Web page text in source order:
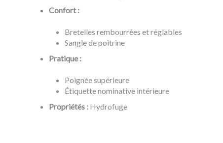
Confort :
Bretelles rembourrées et réglables
Sangle de poitrine
Pratique :
Poignée supérieure
Étiquette nominative intérieure
Propriétés : Hydrofuge